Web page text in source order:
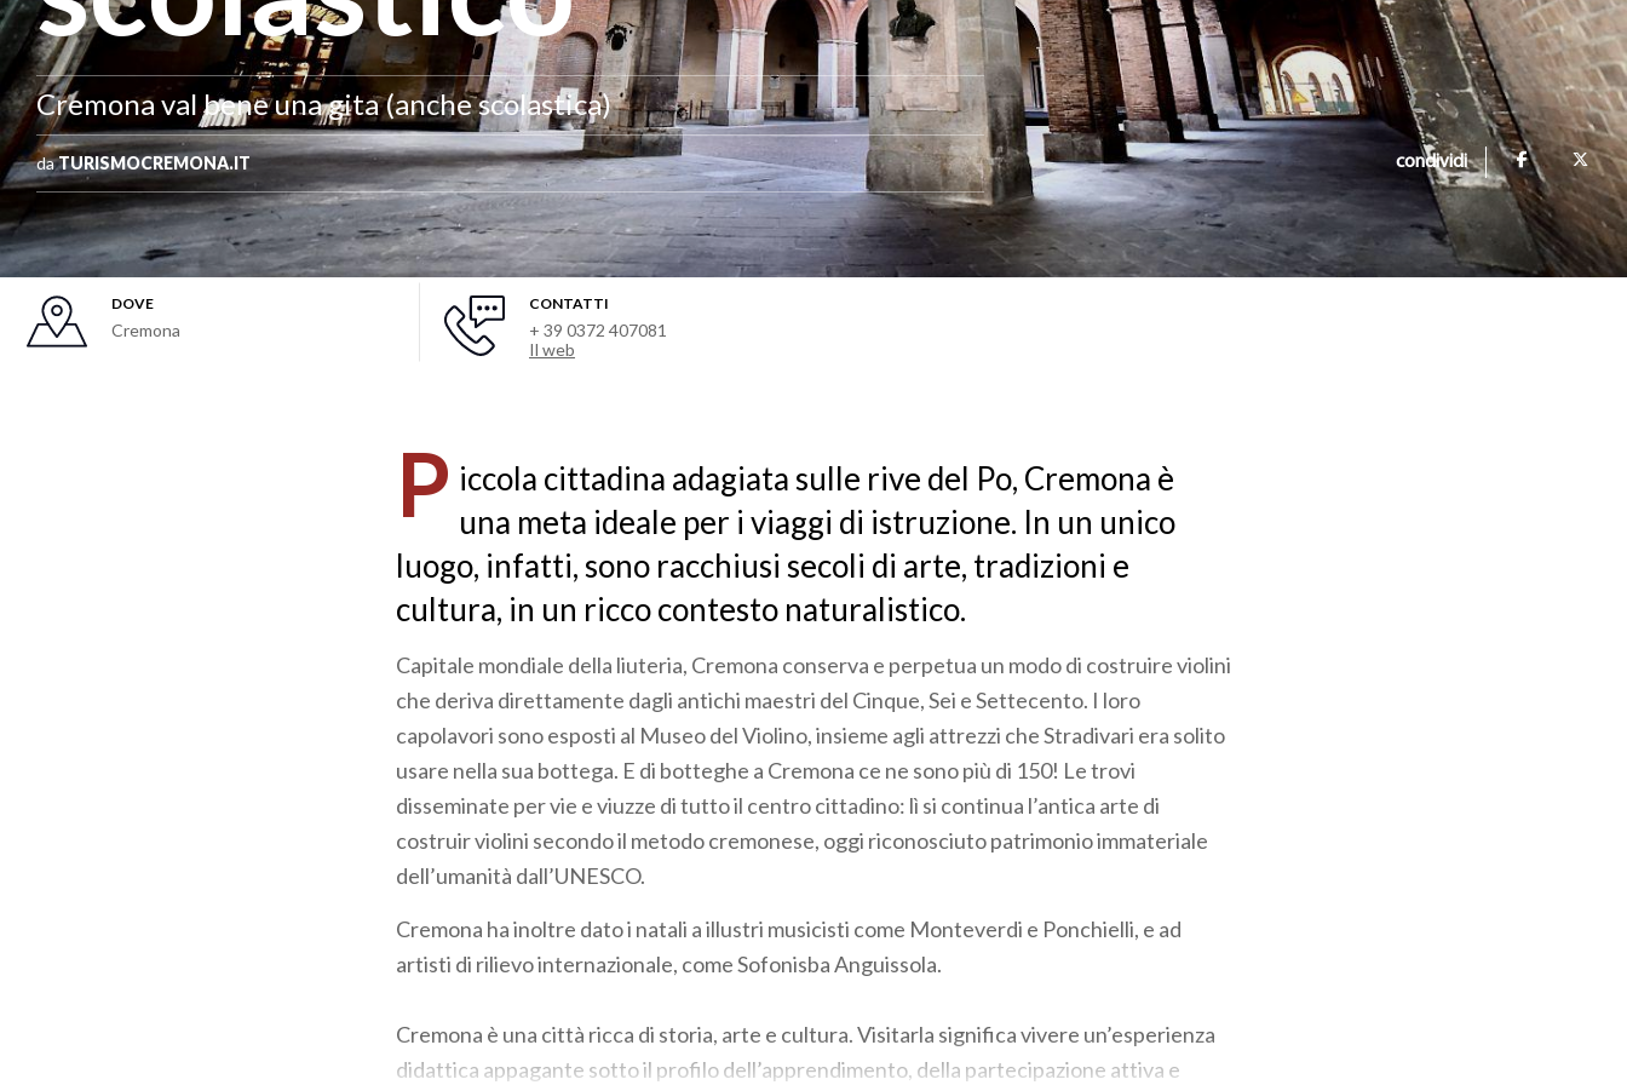
Cremona val bene una gita (anche scolastica)
daTURISMOCREMONA.IT condividi
DOVE
Cremona
CONTATTI
+ 39 0372 407081
Il web
P iccola cittadina adagiata sulle rive del Po, Cremona è
una meta ideale per i viaggi di istruzione. In un unico
luogo, infatti, sono racchiusi secoli di arte, tradizioni e
cultura, in un ricco contesto naturalistico.
Capitale mondiale della liuteria, Cremona conserva e perpetua un modo di costruire violini
che deriva direttamente dagli antichi maestri del Cinque, Sei e Settecento. I loro
capolavori sono esposti al Museo del Violino, insieme agli attrezzi che Stradivari era solito
usare nella sua bottega. E di botteghe a Cremona ce ne sono più di 150! Le trovi
disseminate per vie e viuzze di tutto il centro cittadino: lì si continua l’antica arte di
costruir violini secondo il metodo cremonese, oggi riconosciuto patrimonio immateriale
dell’umanità dall’UNESCO.
Cremona ha inoltre dato i natali a illustri musicisti come Monteverdi e Ponchielli, e ad
artisti di rilievo internazionale, come Sofonisba Anguissola.
Cremona è una città ricca di storia, arte e cultura. Visitarla significa vivere un’esperienza
didattica appagante sotto il profilo dell’apprendimento, della partecipazione attiva e